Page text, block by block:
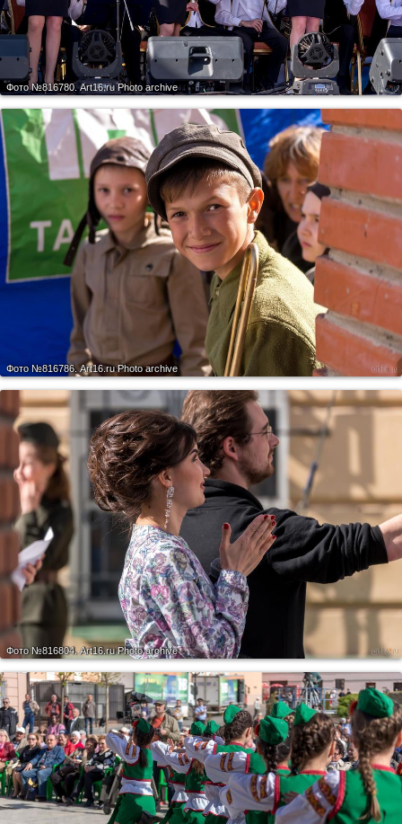
Фото №816780.Art16.ru Photo archive
Фото №816786. Art16.ru Photo archive
Фото №816804.Art16.ru Photo archive